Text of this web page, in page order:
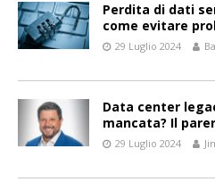
Perdita di dati
come evitare
29 Luglio 2024
Data center
mancata? Il
29 Luglio 2024